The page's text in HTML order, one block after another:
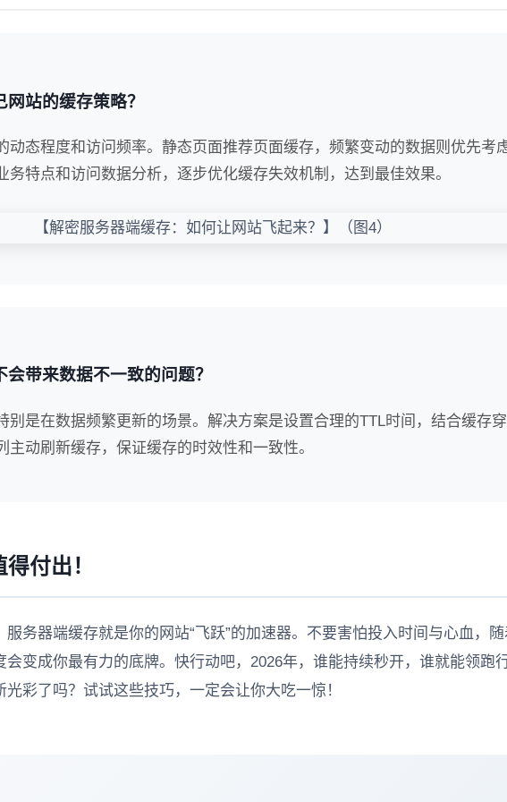
网站的缓存策略？
动态程度和访问频率。静态页面推荐页面缓存，频繁变动的数据则优先考
务特点和访问数据分析，逐步优化缓存失效机制，达到最佳效果。
会带来数据不一致的问题？
别是在数据频繁更新的场景。解决方案是设置合理的TTL时间，结合缓存
主动刷新缓存，保证缓存的时效性和一致性。
付出！
务器端缓存就是你的网站“飞跃”的加速器。不要害怕投入时间与心血，
会变成你最有力的底牌。快行动吧，2026年，谁能持续秒开，谁就能领跑
彩了吗？试试这些技巧，一定会让你大吃一惊！